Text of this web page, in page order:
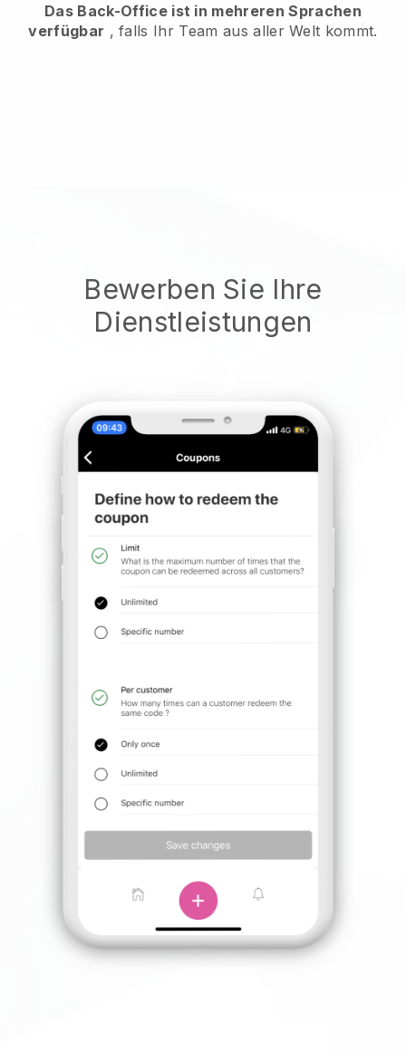
Das Back-Office ist in mehreren Sprachen
verfügbar , falls Ihr Team aus aller Welt kommt.
Bewerben Sie Ihre
Dienstleistungen